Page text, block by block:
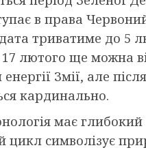
в права
триватиме до 5
лютого ще можна
Змії, але
кардинально.
має глибокий
цикл символізує